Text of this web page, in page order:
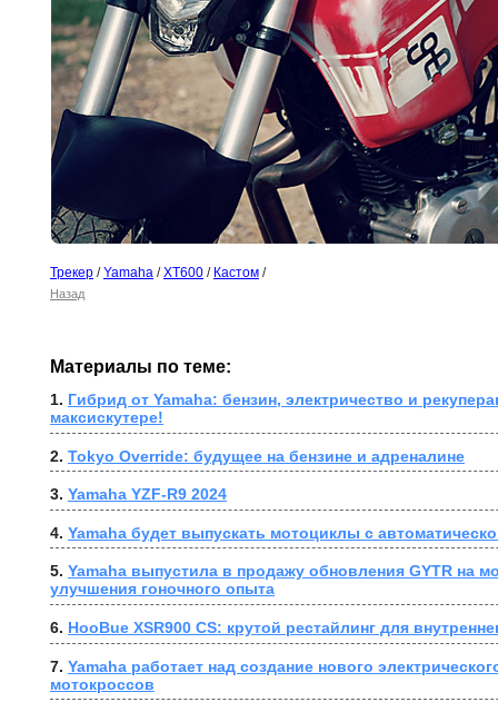
Трекер /Yamaha /XT600 / Кастом /
Назад
Материалы по теме:
1. Гибрид от Yamaha: бензин, электричество и
максискутере!
2. Tokyo Override: будущее на бензине и адреналине
3. Yamaha YZF-R9 2024
4. Yamaha будет выпускать мотоциклы с
5. Yamaha выпустила в продажу обновления GYTR на
улучшения гоночного опыта
6. HooBue XSR900 CS: крутой рестайлинг для
7. Yamaha работает над создание нового
мотокроссов